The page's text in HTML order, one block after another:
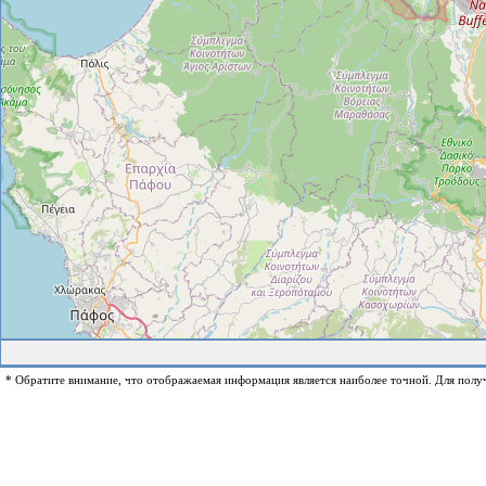
* Обратите внимание, что отображаемая информация является наиболее точной. Для